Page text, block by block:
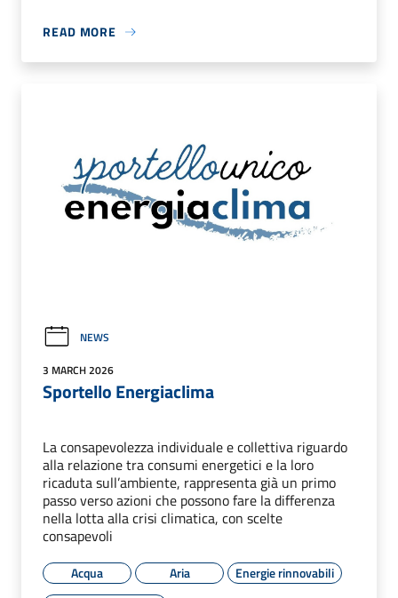
READ MORE
NEWS
3 MARCH 2026
Sportello Energiaclima
La consapevolezza individuale e collettiva riguardo
alla relazione tra consumi energetici e la loro
ricaduta sull’ambiente, rappresenta già un primo
passo verso azioni che possono fare la differenza
nella lotta alla crisi climatica, con scelte
consapevoli
Acqua Aria
Energie rinnovabili